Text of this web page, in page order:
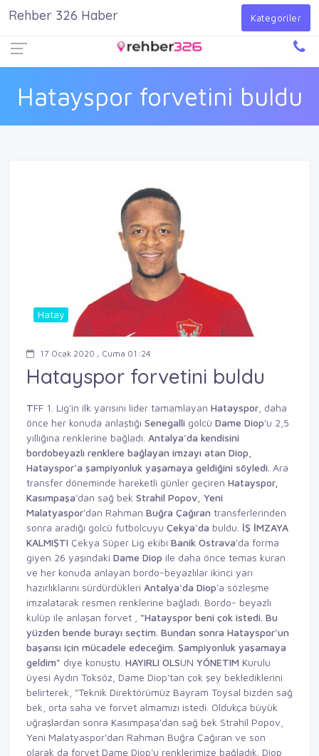
Giriş Yap
Hatayspor forvetini buldu
Rehber 326 Haber Kategoriler
Hatay
17 Ocak 2020 , Cuma 01:24
Hatayspor forvetini buldu
TFF 1. Lig'in ilk yarısını lider tamamlayan Hatayspor , daha
önce her konuda anlaştığı Senegalli golcü Dame Diop'u 2,5
yıllığına renklerine bağladı. Antalya'da kendisini
bordobeyazlı renklere bağlayan imzayı atan Diop,
Hatayspor'a şampiyonluk yaşamaya geldiğini söyledi. Ara
transfer döneminde hareketli günler geçiren Hatayspor,
Kasımpaşa'dan sağ bek Strahil Popov, Yeni
Malatyaspor'dan Rahman Buğra Çağıran transferlerinden
sonra aradığı golcü futbolcuyu Çekya'da buldu. İŞ İMZAYA
KALMIŞTI Çekya Süper Lig ekibi Banik Ostrava'da forma
giyen 26 yaşındaki Dame Diop ile daha önce temas kuran
ve her konuda anlayan bordo-beyazlılar ikinci yarı
hazırlıklarını sürdürdükleri Antalya'da Diop'a sözleşme
imzalatarak resmen renklerine bağladı. Bordo- beyazlı
kulüp ile anlaşan forvet , "Hatayspor beni çok istedi. Bu
yüzden bende burayı seçtim. Bundan sonra Hatayspor'un
başarısı için mücadele edeceğim. Şampiyonluk yaşamaya
geldim" diye konuştu. HAYIRLI OLSUN YÖNETIM Kurulu
üyesi Aydın Toksöz, Dame Diop'tan çok şey beklediklerini
belirterek, "Teknik Direktörümüz Bayram Toysal bizden sağ
bek, orta saha ve forvet almamızı istedi. Oldukça büyük
uğraşlardan sonra Kasımpaşa'dan sağ bek Strahil Popov,
Yeni Malatyaspor'dan Rahman Buğra Çağıran ve son
olarak da forvet Dame Diop'u renklerimize bağladık. Diop